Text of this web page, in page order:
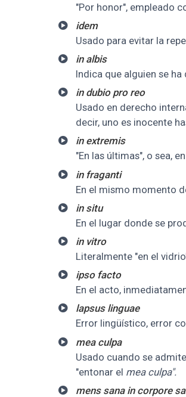
"Por honor", empleado
idem
Usado para evitar la
in albis
Indica que alguien se
in dubio pro reo
Usado en derecho
decir, uno es inocente
in extremis
"En las últimas", o sea,
in fraganti
En el mismo momento
in situ
En el lugar donde se
in vitro
Literalmente "en el
ipso facto
En el acto,
lapsus linguae
Error lingüístico, error
mea culpa
Usado cuando se
"entonar el mea culpa".
mens sana in corpore